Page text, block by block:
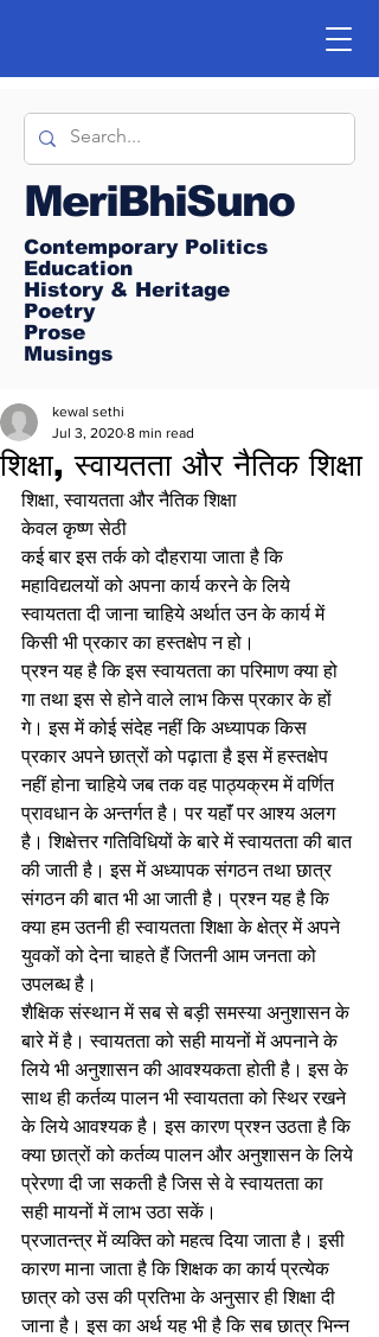
MeriBhiSuno
Contemporary Politics
Education
History & Heritage
Poetry
Prose
Musings
शिक्षा, स्वायतता और नैतिक शिक्षा
kewal sethi
Jul 3, 2020 8 min read
शिक्षा, स्वायतता और नैतिक शिक्षा
केवल कृष्ण सेठी
कई बार इस तर्क को दौहराया जाता है कि
महाविद्यलयों को अपना कार्य करने के लिये
स्वायतता दी जाना चाहिये अर्थात उन के कार्य में
किसी भी प्रकार का हस्तक्षेप न हो।
प्रश्न यह है कि इस स्वायतता का परिमाण क्या हो
गा तथा इस से होने वाले लाभ किस प्रकार के हों
गे। इस में कोई संदेह नहीं कि अध्यापक किस
प्रकार अपने छात्रों को पढ़ाता है इस में हस्तक्षेप
नहीं होना चाहिये जब तक वह पाठ्यक्रम में वर्णित
प्रावधान के अन्तर्गत है। पर यहाॅं पर आश्य अलग
है। शिक्षेत्तर गतिविधियों के बारे में स्वायतता की बात
की जाती है। इस में अध्यापक संगठन तथा छात्र
संगठन की बात भी आ जाती है। प्रश्न यह है कि
क्या हम उतनी ही स्वायतता शिक्षा के क्षेत्र में अपने
युवकों को देना चाहते हैं जितनी आम जनता को
उपलब्ध है।
शैक्षिक संस्थान में सब से बड़ी समस्या अनुशासन के
बारे में है। स्वायतता को सही मायनों में अपनाने के
लिये भी अनुशासन की आवश्यकता होती है। इस के
साथ ही कर्तव्य पालन भी स्वायतता को स्थिर रखने
के लिये आवश्यक है। इस कारण प्रश्न उठता है कि
क्या छात्रों को कर्तव्य पालन और अनुशासन के लिये
प्रेरणा दी जा सकती है जिस से वे स्वायतता का
सही मायनों में लाभ उठा सकें।
प्रजातन्त्र में व्यक्ति को महत्व दिया जाता है। इसी
कारण माना जाता है कि शिक्षक का कार्य प्रत्येक
छात्र को उस की प्रतिभा के अनुसार ही शिक्षा दी
जाना है। इस का अर्थ यह भी है कि सब छात्र भिन्न